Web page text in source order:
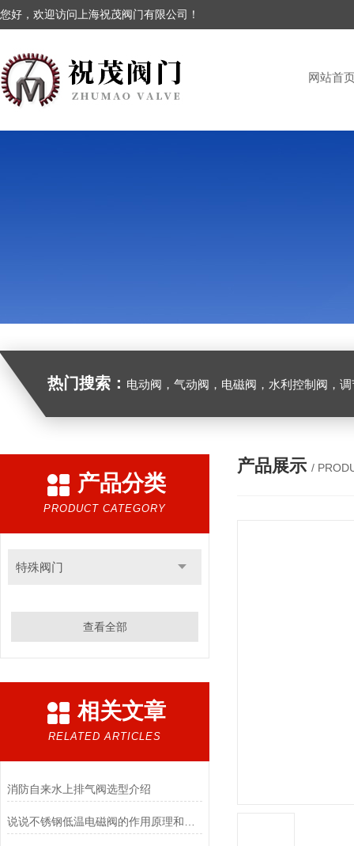
您好，欢迎访问上海祝茂阀门有限公司！
网站首
热门搜索： 电动阀，气动阀，电磁阀，水利控制阀，调节
产品分类
PRODUCT CATEGORY
特殊阀门
查看全部
相关文章
RELATED ARTICLES
消防自来水上排气阀选型介绍
产品展示 /